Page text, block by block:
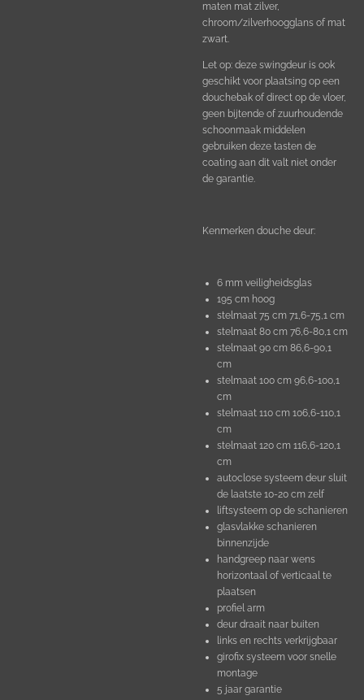
maten mat zilver,
chroom/zilverhoogglans of mat
zwart.
Let op: deze swingdeur is ook
geschikt voor plaatsing op een
douchebak of direct op de vloer,
geen bijtende of zuurhoudende
schoonmaak middelen
gebruiken deze tasten de
coating aan dit valt niet onder
de garantie.
Kenmerken douche deur:
6 mm veiligheidsglas
195 cm hoog
stelmaat 75 cm 71,6-75,1 cm
stelmaat 80 cm 76,6-80,1 cm
stelmaat 90 cm 86,6-90,1
cm
stelmaat 100 cm 96,6-100,1
cm
stelmaat 110 cm 106,6-110,1
cm
stelmaat 120 cm 116,6-120,1
cm
autoclose systeem deur sluit
de laatste 10-20 cm zelf
liftsysteem op de schanieren
glasvlakke schanieren
binnenzijde
handgreep naar wens
horizontaal of verticaal te
plaatsen
profiel arm
deur draait naar buiten
links en rechts verkrijgbaar
girofix systeem voor snelle
montage
5 jaar garantie